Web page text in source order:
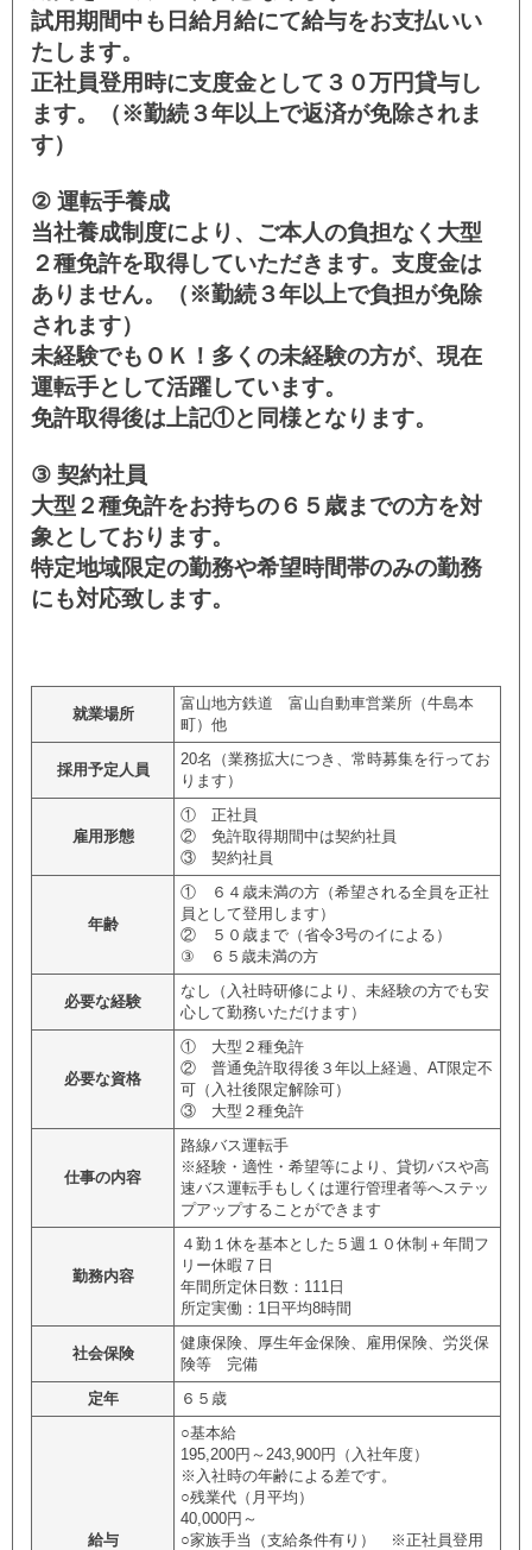
試用期間中も日給月給にて給与をお支払いい
たします。
正社員登用時に支度金として３０万円貸与し
ます。（※勤続３年以上で返済が免除されま
す）
② 運転手養成
当社養成制度により、ご本人の負担なく大型
２種免許を取得していただきます。支度金は
ありません。（※勤続３年以上で負担が免除
されます）
未経験でもＯＫ！多くの未経験の方が、現在
運転手として活躍しています。
免許取得後は上記①と同様となります。
③ 契約社員
大型２種免許をお持ちの６５歳までの方を対
象としております。
特定地域限定の勤務や希望時間帯のみの勤務
にも対応致します。
就業場所
富山地方鉄道 富山自動車営業所（牛島本
町）他
採用予定人員
20名（業務拡大につき、常時募集を行ってお
ります）
雇用形態
① 正社員
② 免許取得期間中は契約社員
③ 契約社員
年齢
① ６４歳未満の方（希望される全員を正社
員として登用します）
② ５０歳まで（省令3号のイによる）
③ ６５歳未満の方
必要な経験
なし（入社時研修により、未経験の方でも安
心して勤務いただけます）
必要な資格
① 大型２種免許
② 普通免許取得後３年以上経過、AT限定不
可（入社後限定解除可）
③ 大型２種免許
仕事の内容
路線バス運転手
※経験・適性・希望等により、貸切バスや高
速バス運転手もしくは運行管理者等へステッ
プアップすることができます
勤務内容
４勤１休を基本とした５週１０休制＋年間フ
リー休暇７日
年間所定休日数：111日
所定実働：1日平均8時間
社会保険
健康保険、厚生年金保険、雇用保険、労災保
険等 完備
定年
６５歳
給与
○基本給
195,200円～243,900円（入社年度）
※入社時の年齢による差です。
○残業代（月平均）
40,000円～
○家族手当（支給条件有り） ※正社員登用